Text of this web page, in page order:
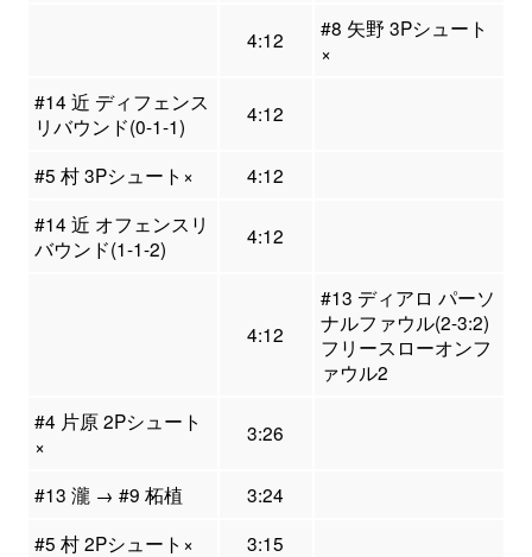
4:12
#8 矢野 3Pシュート
×
#14 近 ディフェンス
リバウンド(0-1-1)
4:12
#5 村 3Pシュート×
4:12
#14 近 オフェンスリ
バウンド(1-1-2)
4:12
4:12
#13 ディアロ パーソ
ナルファウル(2-3:2)
フリースローオンフ
ァウル2
#4 片原 2Pシュート
×
3:26
#13 瀧 → #9 柘植
3:24
#5 村 2Pシュート×
3:15